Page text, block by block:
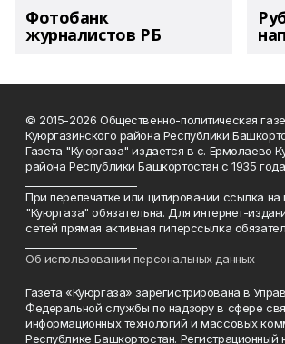
Фотобанк
журналистов РБ
© 2015-2026 Общественно-политическая
Куюргазинского района Республики
Газета "Куюргаза" издается в с. Ермолаево
района Республики Башкортостан с 1935
При перепечатке или цитировании ссылка на
"Куюргаза" обязательна. Для интернет-
сетей прямая активная гиперссылка
Об использовании персональных данных
Газета «Куюргаза» зарегистрирована в
Федеральной службы по надзору в сфере
информационных технологий и массовых
Республике Башкортостан.